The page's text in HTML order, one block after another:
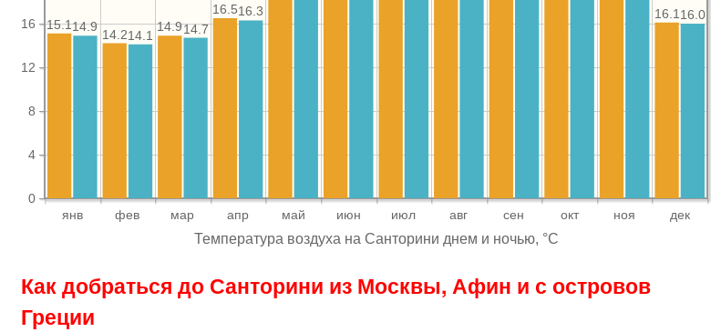
Как добраться до Санторини из Москвы, Афин и с островов
Греции